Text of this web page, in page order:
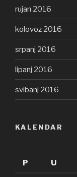
rujan 2016
kolovoz 2016
srpanj 2016
lipanj 2016
svibanj 2016
KALENDAR
P
U